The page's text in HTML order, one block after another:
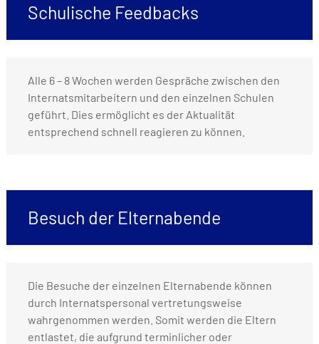
Schulische Feedbacks
Alle 6 – 8 Wochen werden Gespräche zwischen den
Internatsmitarbeitern und den einzelnen Schulen
geführt. Dies ermöglicht es der Aktualität
entsprechend schnell reagieren zu können.
Besuch der Elternabende
Die Besuche der einzelnen Elternabende können
durch Internatspersonal vertretungsweise
wahrgenommen werden. Somit werden die Eltern
entlastet, die aufgrund terminlicher oder